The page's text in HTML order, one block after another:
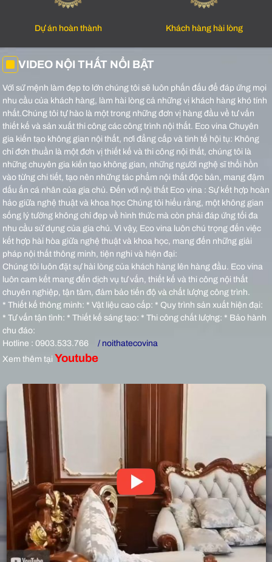
Dự án hoàn thành Khách hàng hài lòng
VIDEO NỘI THẤT NỔI BẬT
Với sứ mệnh làm đẹp to lớn chúng tôi sẽ luôn phấn đấu để đáp ứng mọi
nhu cầu của khách hàng, làm hài lòng cả những vị khách hàng khó tính
nhất.Chúng tôi tự hào là một trong những đơn vị hàng đầu về tư vấn
thiết kế và sản xuất thi công các công trình nội thất. Eco vina Chuyên
gia kiến tạo không gian nội thất, nơi đẳng cấp và tinh tế hội tụ: Không
chỉ đơn thuần là một đơn vị thiết kế và thi công nội thất, chúng tôi là
những chuyên gia kiến tạo không gian, những người nghệ sĩ thổi hồn
vào từng chi tiết, tạo nên những tác phẩm nội thất độc bản, mang đậm
dấu ấn cá nhân của gia chủ. Đến với nội thất Eco vina : Sự kết hợp hoàn
hảo giữa nghệ thuật và khoa học Chúng tôi hiểu rằng, một không gian
sống lý tưởng không chỉ đẹp về hình thức mà còn phải đáp ứng tối đa
nhu cầu sử dụng của gia chủ. Vì vậy, Eco vina luôn chú trọng đến việc
kết hợp hài hòa giữa nghệ thuật và khoa học, mang đến những giải
pháp nội thất thông minh, tiện nghi và hiện đại:
Chúng tôi luôn đặt sự hài lòng của khách hàng lên hàng đầu. Eco vina
luôn cam kết mang đến dịch vụ tư vấn, thiết kế và thi công nội thất
chuyên nghiệp, tận tâm, đảm bảo tiến độ và chất lượng công trình.
* Thiết kế thông minh: * Vật liệu cao cấp: * Quy trình sản xuất hiện đại:
* Tư vấn tận tình: * Thiết kế sáng tạo: * Thi công chất lượng: * Bảo hành
chu đáo:
Hotline : 0903.533.766
/ noithatecovina
Xem thêm tại Youtube